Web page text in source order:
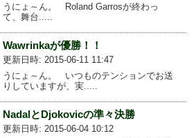
うにょ～ん。 Roland Garrosが終わっ
て、舞台.....
Wawrinkaが優勝！！
更新日時: 2015-06-11 11:47
うにょ～ん。 いつものテンションでお送
りしていますが、実.....
NadalとDjokovicの準々決勝
更新日時: 2015-06-04 10:12